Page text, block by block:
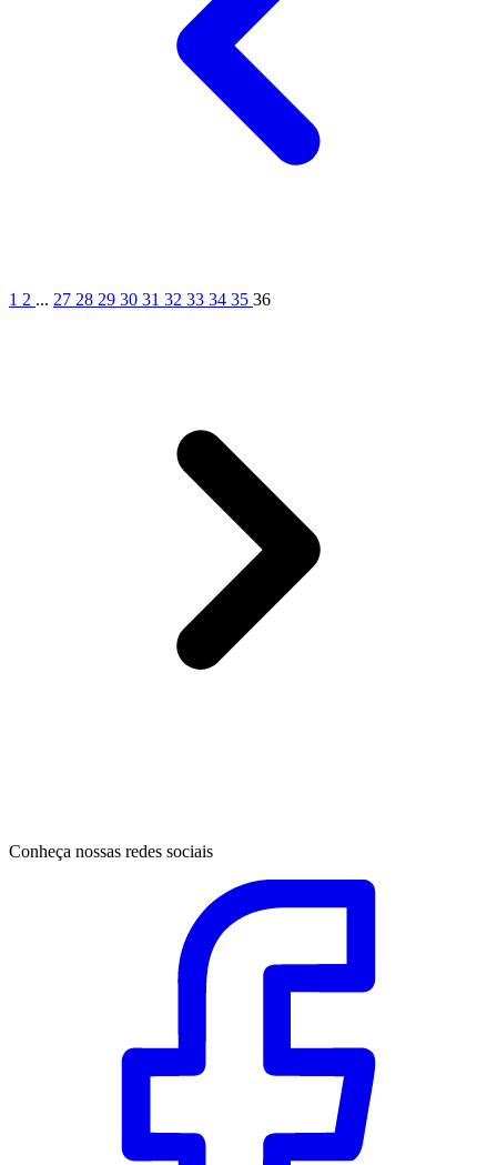
1 2 ... 27 28 29 30 31 32 33 34 35 36
Conheça nossas redes sociais